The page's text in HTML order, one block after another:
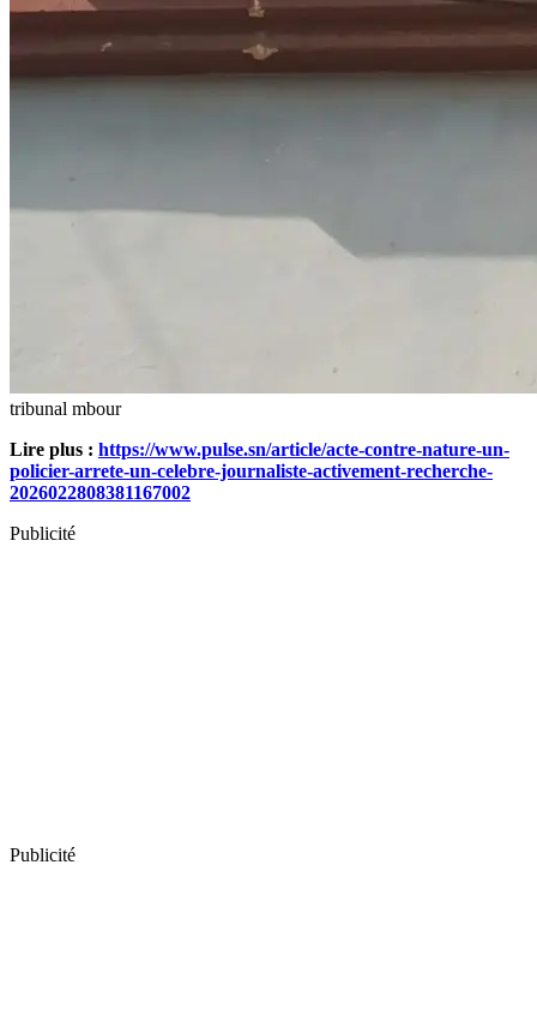
tribunal mbour
Lire plus : https://www.pulse.sn/article/acte-contre-nature-un-
policier-arrete-un-celebre-journaliste-activement-recherche-
2026022808381167002
Publicité
Publicité